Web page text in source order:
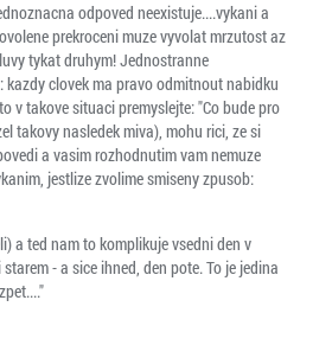
odpoved neexistuje....vykani a
prekroceni muze vyvolat mrzutost az
tykat druhym! Jednostranne
clovek ma pravo odmitnout nabidku
v takove situaci premyslejte: "Co bude pro
takovy nasledek miva), mohu rici, ze si
a vasim rozhodnutim vam nemuze
jestlize zvolime smiseny zpusob:
a ted nam to komplikuje vsedni den v
- a sice ihned, den pote. To je jedina